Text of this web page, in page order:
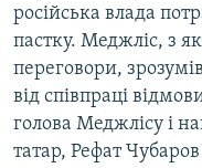
російська влада
пастку. Меджліс, з
переговори,
від співпраці
голова Меджлісу і
татар, Рефат